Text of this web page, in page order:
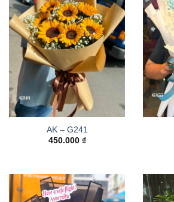
AK – G241
450.000 ₫